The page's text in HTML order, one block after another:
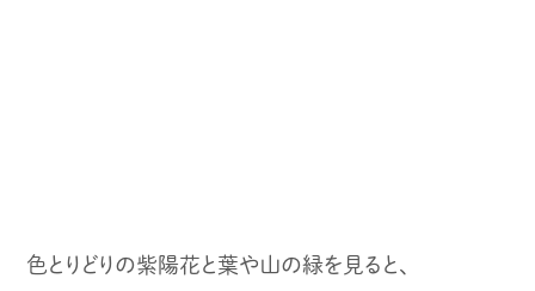
色とりどりの紫陽花と葉や山の緑を見ると、